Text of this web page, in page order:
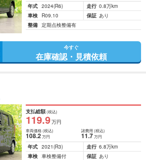
年式 2024(R6) 走行 0.8万km
車検
R09.10 保証 あり
整備 定期点検整備有
今すぐ
在庫確認・見積依頼
支払総額(税込)
119.9万円
車両価格(税込)
108.2万円
諸費用 (税込)
11.7 万円
年式 2021(R3) 走行 6.8万km
車検 車検整備付 保証 あり